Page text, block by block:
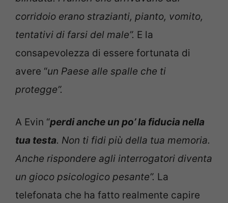
corridoio erano strazianti, pianto, vomito,
tentativi di farsi del male”. E la
consapevolezza di essere fortunata di
avere “un Paese alle spalle che ti
protegge”.
A Evin “perdi anche un po’ la fiducia nella
tua testa. Non ti fidi più della tua memoria.
Anche rispondere agli interrogatori diventa
un gioco psicologico pesante”. La
telefonata che ha fatto realmente capire